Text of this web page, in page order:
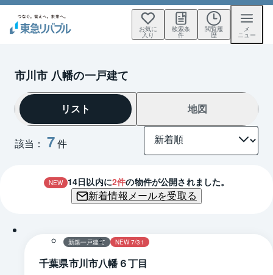
お気に
入り
検索条
件
閲覧履
歴
メ
ニュー
市川市 八幡の一戸建て
該当： 7件
リスト 地図
NEW 14日以内に2件の物件が公開されました。
新着情報メールを受取る
新築一戸建て NEW 7/31
千葉県市川市八幡６丁目